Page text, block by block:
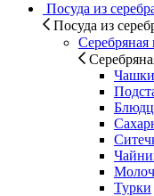
Посуда из
Посуда из
Серебряная
Турки